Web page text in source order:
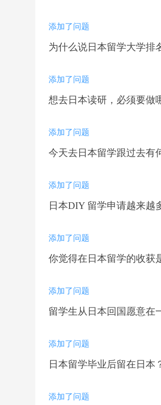
添加了问题
为什么说日本留学大学排
添加了问题
想去日本读研，必须要做
添加了问题
今天去日本留学跟过去有
添加了问题
日本DIY 留学申请越来越
添加了问题
你觉得在日本留学的收获
添加了问题
留学生从日本回国愿意在
添加了问题
日本留学毕业后留在日本
添加了问题